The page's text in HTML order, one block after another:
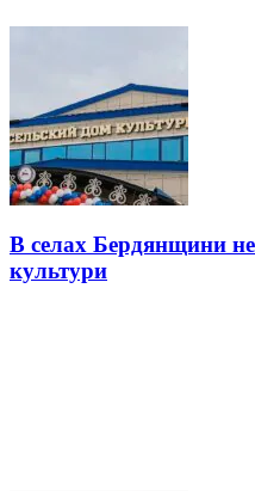
В селах Бердянщини не
культури